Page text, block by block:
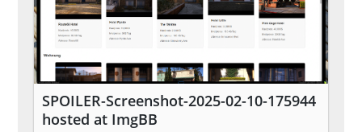
SPOILER-Screenshot-2025-02-10-175944
hosted at ImgBB